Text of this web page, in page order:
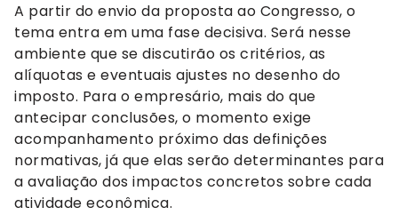
A partir do envio da proposta ao Congresso, o
tema entra em uma fase decisiva. Será nesse
ambiente que se discutirão os critérios, as
alíquotas e eventuais ajustes no desenho do
imposto. Para o empresário, mais do que
antecipar conclusões, o momento exige
acompanhamento próximo das definições
normativas, já que elas serão determinantes para
a avaliação dos impactos concretos sobre cada
atividade econômica.